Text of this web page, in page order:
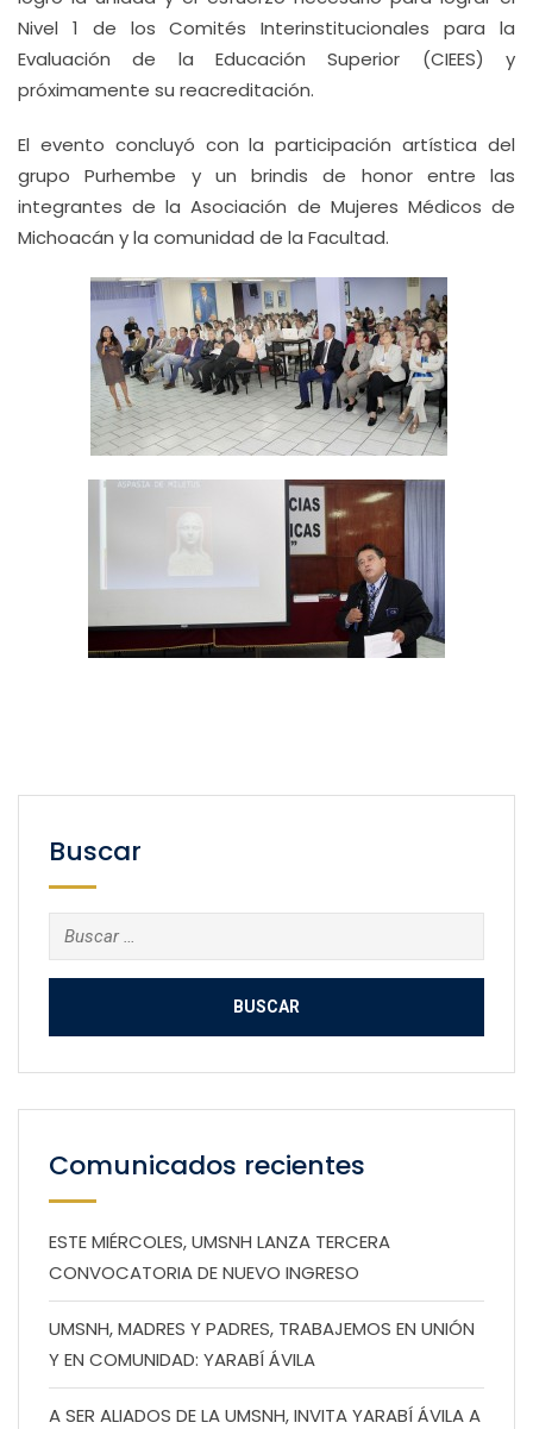
Nivel 1 de los Comités Interinstitucionales para la
Evaluación de la Educación Superior (CIEES) y
próximamente su reacreditación.
El evento concluyó con la participación artística del
grupo Purhembe y un brindis de honor entre las
integrantes de la Asociación de Mujeres Médicos de
Michoacán y la comunidad de la Facultad.
Buscar
Buscar:
Comunicados recientes
ESTE MIÉRCOLES, UMSNH LANZA TERCERA
CONVOCATORIA DE NUEVO INGRESO
UMSNH, MADRES Y PADRES, TRABAJEMOS EN UNIÓN
Y EN COMUNIDAD: YARABÍ ÁVILA
A SER ALIADOS DE LA UMSNH, INVITA YARABÍ ÁVILA A